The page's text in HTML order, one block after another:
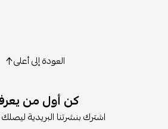
العودة إلى أعلى
كن أول من
اشترك بنشرتنا البريدية